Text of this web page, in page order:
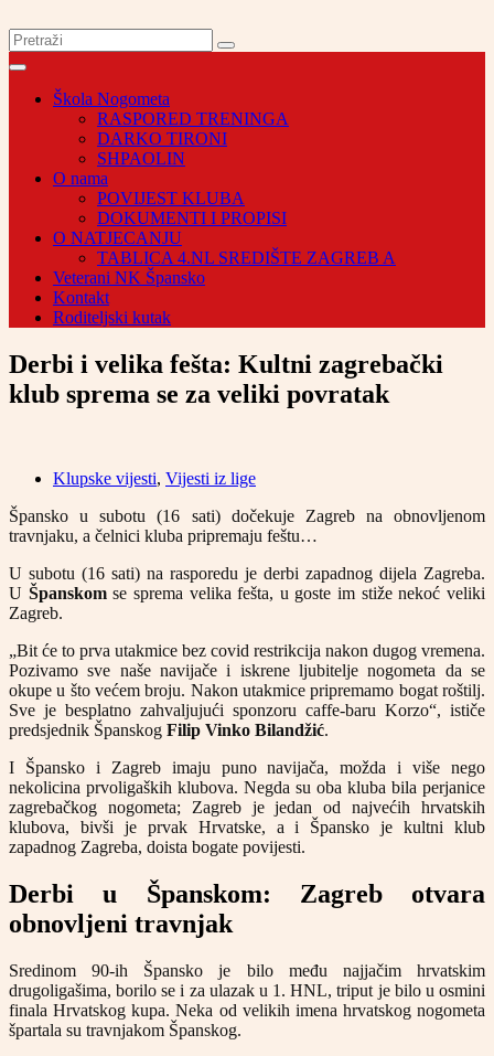
Škola Nogometa
RASPORED TRENINGA
DARKO TIRONI
SHPAOLIN
O nama
POVIJEST KLUBA
DOKUMENTI I PROPISI
O NATJECANJU
TABLICA 4.NL SREDIŠTE ZAGREB A
Veterani NK Špansko
Kontakt
Roditeljski kutak
Derbi i velika fešta: Kultni zagrebački
klub sprema se za veliki povratak
Klupske vijesti, Vijesti iz lige
Špansko u subotu (16 sati) dočekuje Zagreb na obnovljenom
travnjaku, a čelnici kluba pripremaju feštu…
U subotu (16 sati) na rasporedu je derbi zapadnog dijela Zagreba.
U Španskomse sprema velika fešta, u goste im stiže nekoć veliki
Zagreb.
„Bit će to prva utakmice bez covid restrikcija nakon dugog vremena.
Pozivamo sve naše navijače i iskrene ljubitelje nogometa da se
okupe u što većem broju. Nakon utakmice pripremamo bogat roštilj.
Sve je besplatno zahvaljujući sponzoru caffe-baru Korzo“, ističe
predsjednik Španskog Filip Vinko Bilandžić.
I Špansko i Zagreb imaju puno navijača, možda i više nego
nekolicina prvoligaških klubova. Negda su oba kluba bila perjanice
zagrebačkog nogometa; Zagreb je jedan od najvećih hrvatskih
klubova, bivši je prvak Hrvatske, a i Špansko je kultni klub
zapadnog Zagreba, doista bogate povijesti.
Derbi u Španskom: Zagreb otvara
obnovljeni travnjak
Sredinom 90-ih Špansko je bilo među najjačim hrvatskim
drugoligašima, borilo se i za ulazak u 1. HNL, triput je bilo u osmini
finala Hrvatskog kupa. Neka od velikih imena hrvatskog nogometa
špartala su travnjakom Španskog.